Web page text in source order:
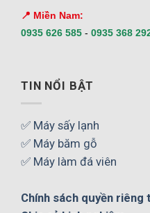
📍 Miền Nam:
0935 626 585 - 0935 368
TIN NỔI BẬT
✅ Máy sấy lạnh
✅ Máy băm gỗ
✅ Máy làm đá viên
Chính sách quyền riêng